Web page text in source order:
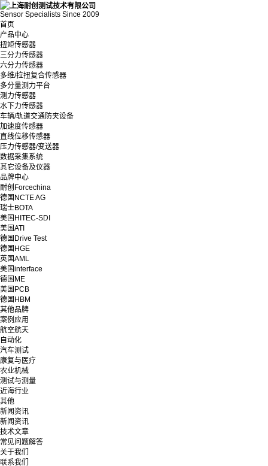
Sensor Specialists Since 2009
首页
产品中心
扭矩传感器
三分力传感器
六分力传感器
多维/拉扭复合传感器
多分量测力平台
测力传感器
水下力传感器
车辆/轨道交通防夹设备
加速度传感器
直线位移传感器
压力传感器/变送器
数据采集系统
其它设备及仪器
品牌中心
耐创Forcechina
德国NCTE AG
瑞士BOTA
美国HITEC-SDI
美国ATI
德国Drive Test
德国HGE
英国AML
美国interface
德国ME
美国PCB
德国HBM
其他品牌
案例应用
航空航天
自动化
汽车测试
康复与医疗
农业机械
测试与测量
近海行业
其他
新闻资讯
新闻资讯
技术文章
常见问题解答
关于我们
联系我们